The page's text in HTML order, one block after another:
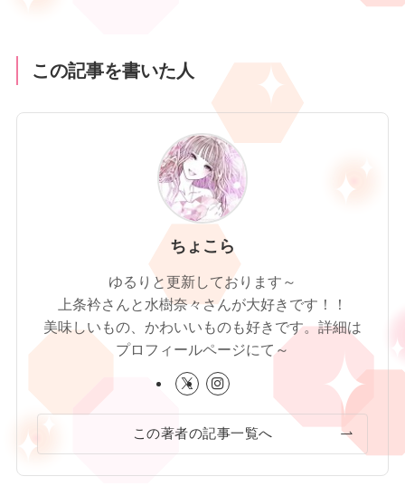
この記事を書いた人
ちょこら
ゆるりと更新しております～
上条衿さんと水樹奈々さんが大好きです！！
美味しいもの、かわいいものも好きです。詳細は
プロフィールページにて～
この著者の記事一覧へ